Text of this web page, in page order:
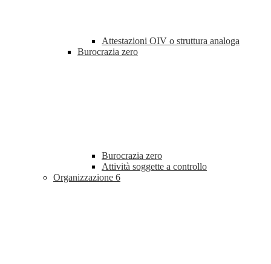
Attestazioni OIV o struttura analoga
Burocrazia zero
Burocrazia zero
Attività soggette a controllo
Organizzazione 6